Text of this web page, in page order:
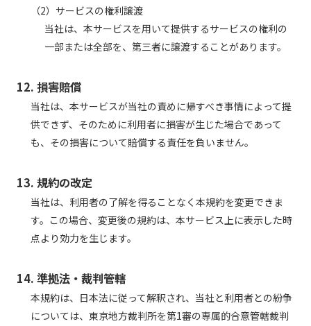
（2）サービスの権利譲渡
当社は、本サービスを用いて提供するサービスの権利の
一部または全部を、第三者に譲渡することがあります。
12. 損害賠償
当社は、本サービスが当社の責めに帰すべき事情によって提
供できず、そのために利用者に損害が生じた場合であって
も、その損害について賠償する責任を負いません。
13. 規約の改定
当社は、利用者の了解を得ることなく本規約を変更できま
す。この場合、変更後の規約は、本サービス上に表示した時
点より効力を生じます。
14. 準拠法・裁判管轄
本規約は、日本法に従って解釈され、当社と利用者との紛争
については、東京地方裁判所を第1審の専属的合意管轄裁判